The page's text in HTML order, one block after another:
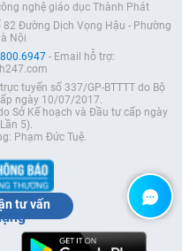
nghệ giáo dục Thành Phát
Đường Dịch Vọng Hậu - Phường
Nội
- Email hỗ trợ:
tuyến số 337/GP-BTTTT do Bộ
ngày 10/07/2017.
Sở Kế hoạch và Đầu tư cấp ngày
5).
Phạm Đức Tuệ.
tư vấn